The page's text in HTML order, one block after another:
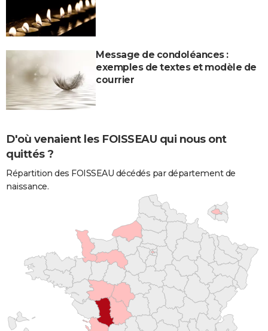
Message de condoléances :
exemples de textes et modèle de
courrier
D'où venaient les FOISSEAU qui nous ont
quittés ?
Répartition des FOISSEAU décédés par département de
naissance.